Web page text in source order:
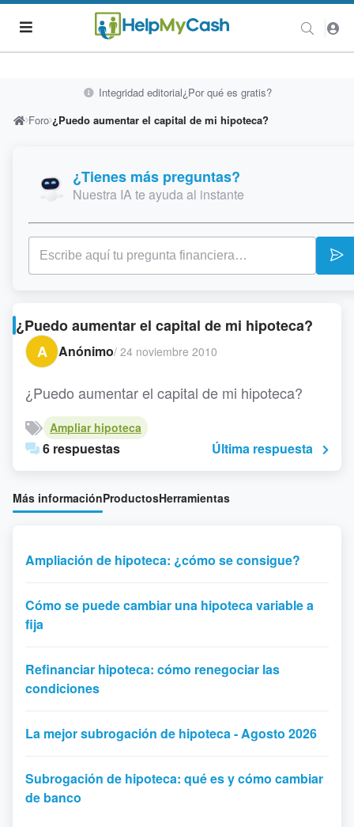
Integridad editorial¿Por qué es gratis?
Foro ¿Puedo aumentar el capital de mi hipoteca?
¿Tienes más preguntas?
Nuestra IA te ayuda al instante
¿Puedo aumentar el capital de mi hipoteca?
A
Anónimo/ 24 noviembre 2010
¿Puedo aumentar el capital de mi hipoteca?
Ampliar hipoteca
6 respuestas Última respuesta
Más informaciónProductosHerramientas
Ampliación de hipoteca: ¿cómo se consigue?
Cómo se puede cambiar una hipoteca variable a
fija
Refinanciar hipoteca: cómo renegociar las
condiciones
La mejor subrogación de hipoteca - Agosto 2026
Subrogación de hipoteca: qué es y cómo cambiar
de banco